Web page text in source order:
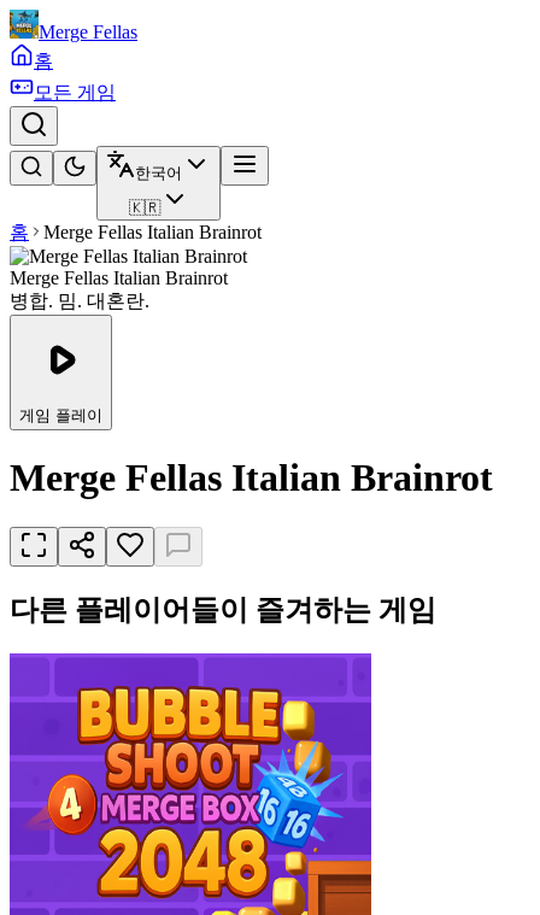
Merge Fellas
홈
모든 게임
한국어
🇰🇷
홈 Merge Fellas Italian Brainrot
Merge Fellas Italian Brainrot
병합. 밈. 대혼란.
게임 플레이
Merge Fellas Italian Brainrot
다른 플레이어들이 즐겨하는 게임